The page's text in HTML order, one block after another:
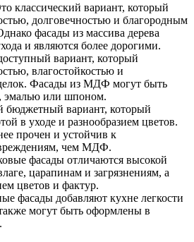
классический вариант, который
долговечностью и благородным
фасады из массива дерева
и являются более дорогими.
вариант, который
влагостойкостью и
Фасады из МДФ могут быть
эмалью или шпоном.
бюджетный вариант, который
в уходе и разнообразием цветов.
прочен и устойчив к
чем МДФ.
фасады отличаются высокой
царапинам и загрязнениям, а
цветов и фактур.
фасады добавляют кухне легкости
могут быть оформлены в